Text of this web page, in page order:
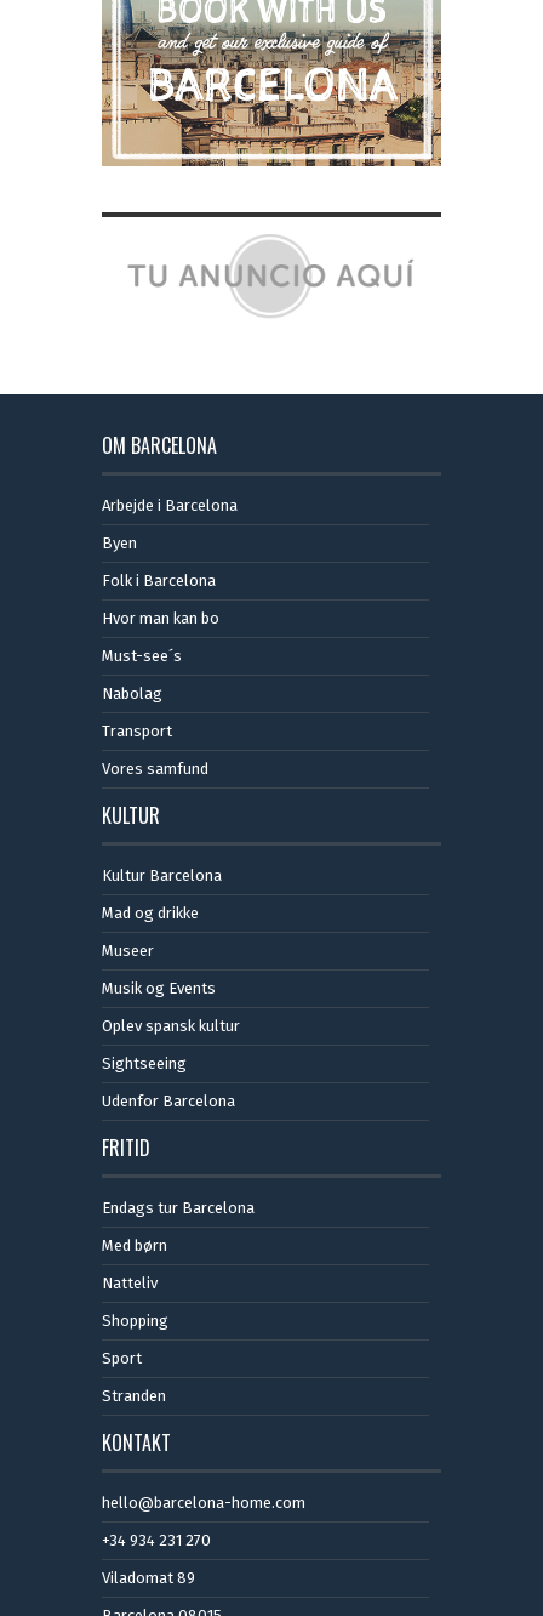
OM BARCELONA
Arbejde i Barcelona
Byen
Folk i Barcelona
Hvor man kan bo
Must-see´s
Nabolag
Transport
Vores samfund
KULTUR
Kultur Barcelona
Mad og drikke
Museer
Musik og Events
Oplev spansk kultur
Sightseeing
Udenfor Barcelona
FRITID
Endags tur Barcelona
Med børn
Natteliv
Shopping
Sport
Stranden
KONTAKT
hello@barcelona-home.com
+34 934 231 270
Viladomat 89